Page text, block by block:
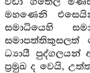
මහණෙනි
සමාධියෙහි
සමාපත්තිකුසලත්
ධ්‍යායී පුද්ගලයන්
ප්‍රමුඛ ද වෙයි,